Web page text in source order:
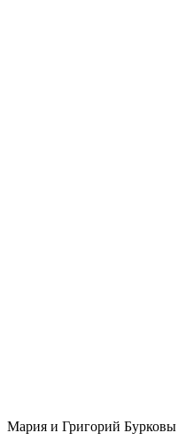
Мария и Григорий Бурковы